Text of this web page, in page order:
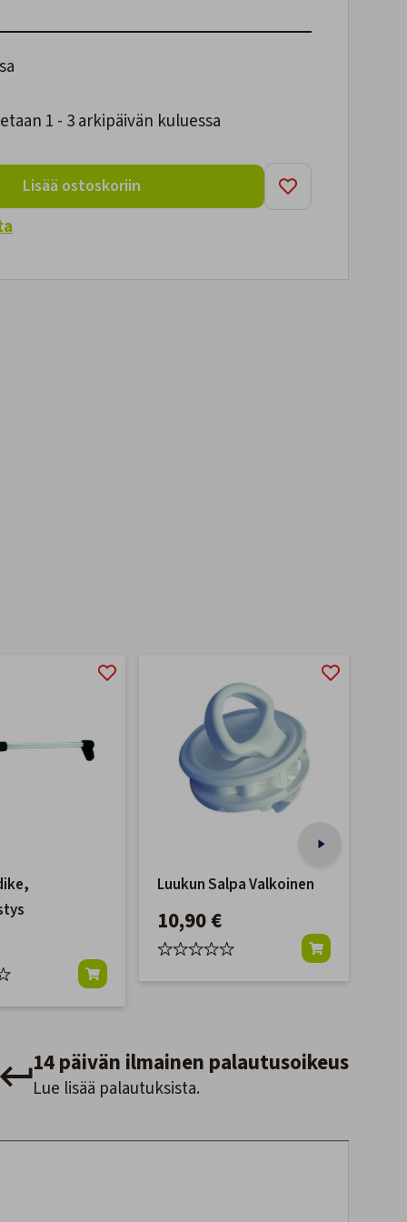
1 - 3 arkipäivän kuluessa
Lisää ostoskoriin
Luukun Salpa Valkoinen
10,90 €
14 päivän ilmainen palautusoikeus
Lue lisää palautuksista.